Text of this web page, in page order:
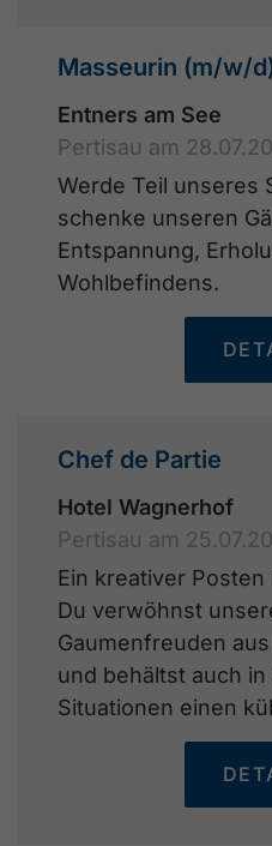
Masseurin (m/w/
Entners am See
Pertisau am
Werde Teil unseres
schenke unseren
Entspannung,
Wohlbefindens.
Chef de Partie
Hotel Wagnerhof
Pertisau am
Ein kreativer
Du verwöhnst
Gaumenfreuden
und behältst auch
Situationen einen